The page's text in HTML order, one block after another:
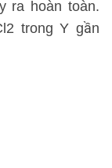
ra hoàn toàn.
trong Y gần